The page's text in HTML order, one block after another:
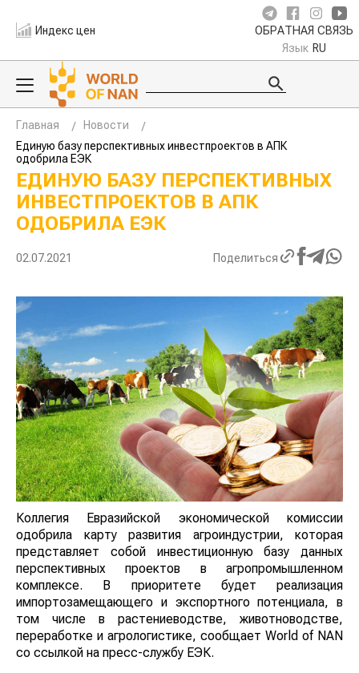
Индекс цен ОБРАТНАЯ СВЯЗЬ
Язык RU
Главная
Новости
Единую базу перспективных инвестпроектов в АПК
одобрила ЕЭК
ЕДИНУЮ БАЗУ ПЕРСПЕКТИВНЫХ
ИНВЕСТПРОЕКТОВ В АПК
ОДОБРИЛА ЕЭК
02.07.2021 Поделиться
Коллегия Евразийской экономической комиссии
одобрила карту развития агроиндустрии, которая
представляет собой инвестиционную базу данных
перспективных проектов в агропромышленном
комплексе. В приоритете будет реализация
импортозамещающего и экспортного потенциала, в
том числе в растениеводстве, животноводстве,
переработке и агрологистике, сообщает World of NAN
со ссылкой на пресс-службу ЕЭК.